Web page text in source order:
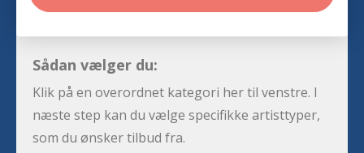
Sådan vælger du:
Klik på en overordnet kategori her til venstre. I
næste step kan du vælge specifikke artisttyper,
som du ønsker tilbud fra.